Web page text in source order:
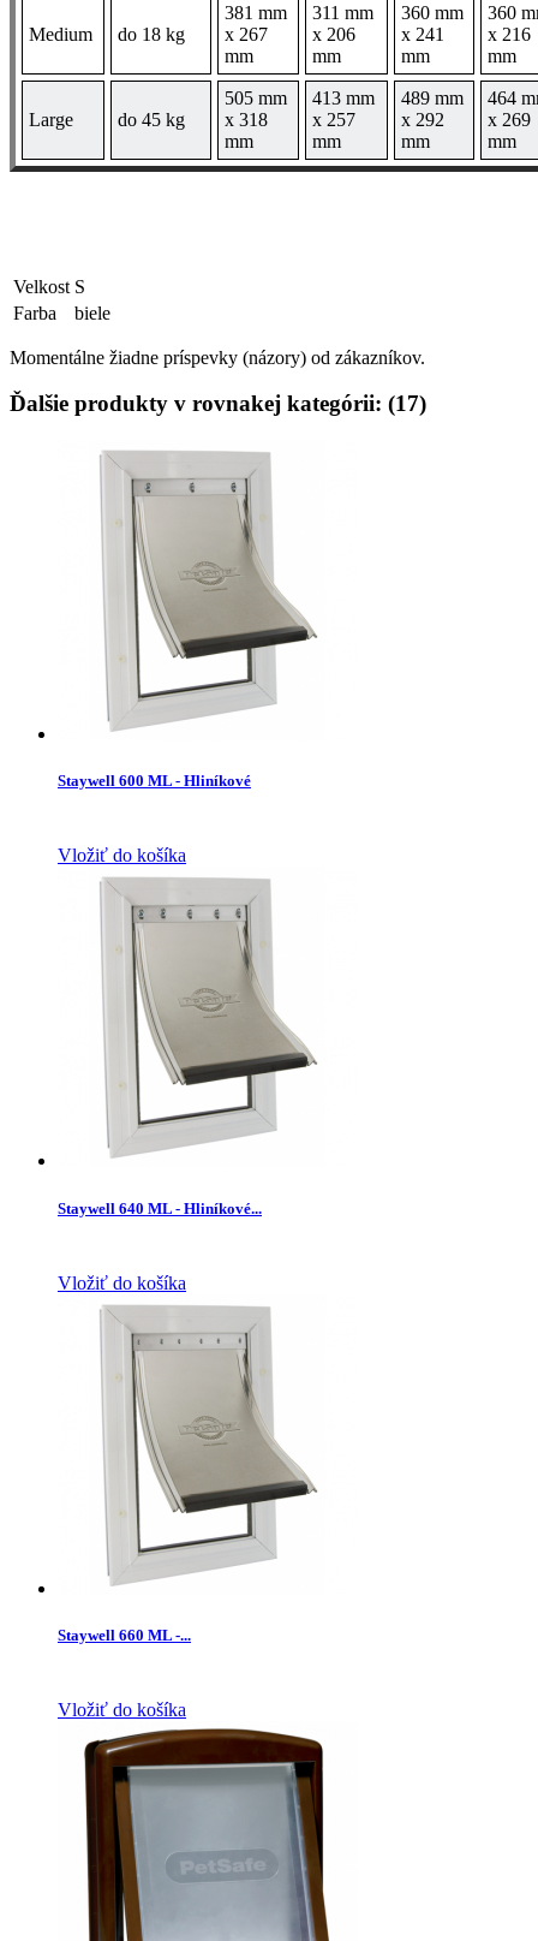
Medium do 18 kg
381 mm
x 267
mm
311 mm
x 206
mm
360 mm
x 241
mm
360
x 216
mm
Large do 45 kg
505 mm
x 318
mm
413 mm
x 257
mm
489 mm
x 292
mm
464
x 269
mm
Velkost S
Farba
biele
Momentálne žiadne príspevky (názory) od zákazníkov.
Ďalšie produkty v rovnakej kategórii: (17)
Staywell 600 ML - Hliníkové
Vložiť do košíka
Staywell 640 ML - Hliníkové...
Vložiť do košíka
Staywell 660 ML -...
Vložiť do košíka